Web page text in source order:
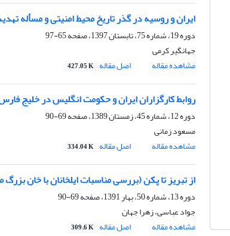
ایران و روسیه در گذر تاریخ محیط امنیتی و مسأله
دوره 19، شماره 75، تابستان 1397، صفحه
65-97
جهانگیر کرمی
مشاهده مقاله
اصل مقاله 427.05 K
روابط کارگزاران ایران و حکومت انگلیس در خلیج فارس (نمونه
دوره 12، شماره 45، زمستان 1389، صفحه
69-90
مسعود زمانی
مشاهده مقاله
اصل مقاله 334.04 K
از تبریز تا پکن (بررسی مناسبات ایلخانان با خان
دوره 13، شماره 50، بهار 1391، صفحه
69-90
جواد عباسی، زهرا جهان
مشاهده مقاله
اصل مقاله 309.6 K